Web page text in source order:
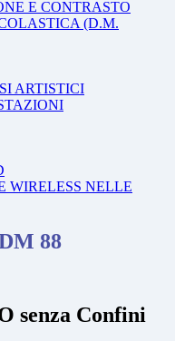
E CONTRASTO
(D.M.
ARTISTICI
WIRELESS NELLE
88
senza Confini